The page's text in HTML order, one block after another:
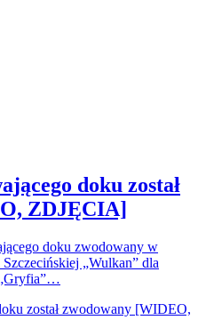
doku został
ZDJĘCIA]
doku zwodowany w
„Wulkan” dla